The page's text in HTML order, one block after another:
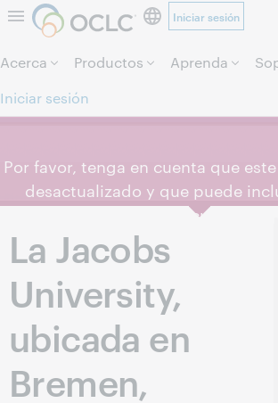
Saltar al contenido.
Iniciar sesión
Acerca Productos Aprenda
Iniciar sesión
Por favor, tenga en cuenta que
desactualizado y que puede
enlaces que estén anticuados o
La Jacobs
University,
ubicada en
Bremen,